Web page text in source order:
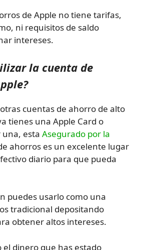
de Apple no tiene tarifas,
ni requisitos de saldo
intereses.
la cuenta de
cuentas de ahorro de alto
tienes una Apple Card o
esta Asegurado por la
ahorros es un excelente lugar
diario para que pueda
puedes usarlo como una
tradicional depositando
obtener altos intereses.
el dinero que has estado